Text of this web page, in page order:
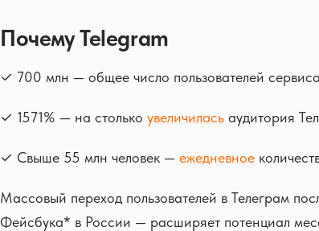
Почему Telegram
✓ 700 млн — общее число пользователей сервиса
✓ 1571% — на столько увеличилась аудитория
✓ Свыше 55 млн человек — ежедневное
Массовый переход пользователей в Телеграм
Фейсбука* в России — расширяет потенциал